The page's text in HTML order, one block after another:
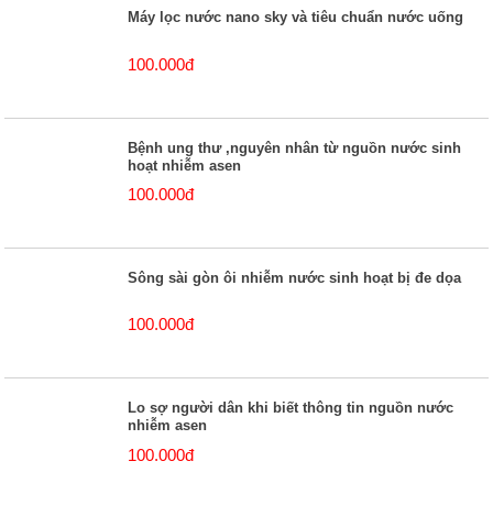
Máy lọc nước nano sky và tiêu chuẩn nước uống
100.000đ
Bệnh ung thư ,nguyên nhân từ nguồn nước sinh
hoạt nhiễm asen
100.000đ
Sông sài gòn ôi nhiễm nước sinh hoạt bị đe dọa
100.000đ
Lo sợ người dân khi biết thông tin nguồn nước
nhiễm asen
100.000đ